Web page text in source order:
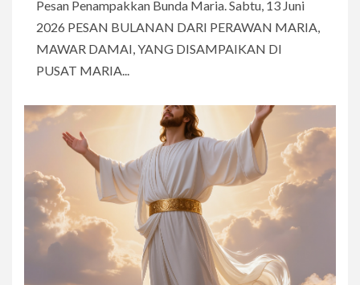
Pesan Penampakkan Bunda Maria. Sabtu, 13 Juni
2026 PESAN BULANAN DARI PERAWAN MARIA,
MAWAR DAMAI, YANG DISAMPAIKAN DI
PUSAT MARIA...